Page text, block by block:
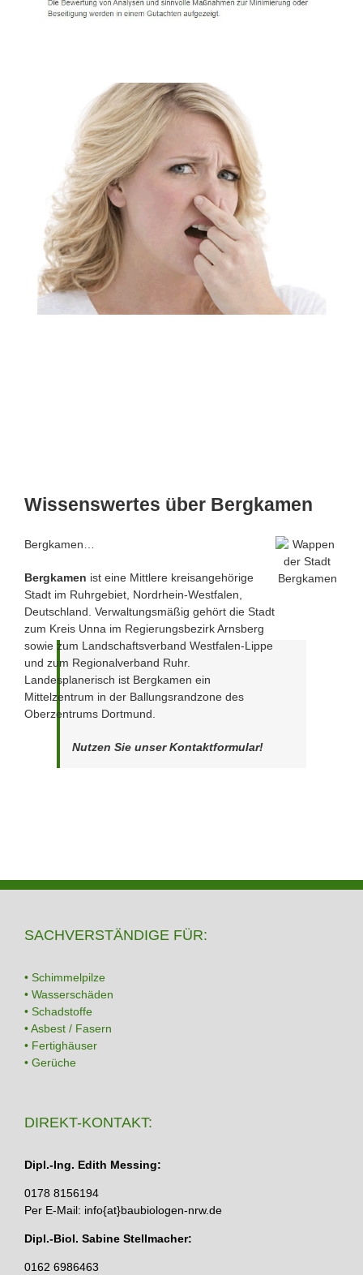
Wissenswertes über Bergkamen
Bergkamen…
Bergkamen ist eine Mittlere kreisangehörige
Stadt im Ruhrgebiet, Nordrhein-Westfalen,
Deutschland. Verwaltungsmäßig gehört die Stadt
zum Kreis Unna im Regierungsbezirk Arnsberg
sowie zum Landschaftsverband Westfalen-Lippe
und zum Regionalverband Ruhr.
Landesplanerisch ist Bergkamen ein
Mittelzentrum in der Ballungsrandzone des
Oberzentrums Dortmund.
Nutzen Sie unser Kontaktformular!
SACHVERSTÄNDIGE FÜR:
• Schimmelpilze
• Wasserschäden
• Schadstoffe
• Asbest / Fasern
• Fertighäuser
• Gerüche
DIREKT-KONTAKT:
Dipl.-Ing. Edith Messing:
0178 8156194
Per E-Mail: info{at}baubiologen-nrw.de
Dipl.-Biol. Sabine Stellmacher:
0162 6986463